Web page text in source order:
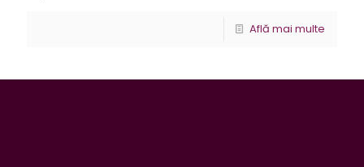
Află mai multe